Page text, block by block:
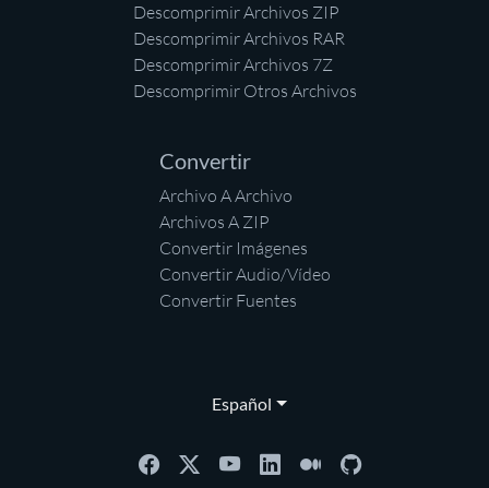
Descomprimir Archivos ZIP
Descomprimir Archivos RAR
Descomprimir Archivos 7Z
Descomprimir Otros Archivos
Convertir
Archivo A Archivo
Archivos A ZIP
Convertir Imágenes
Convertir Audio/Vídeo
Convertir Fuentes
Español